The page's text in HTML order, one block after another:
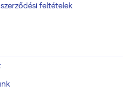
feltételek